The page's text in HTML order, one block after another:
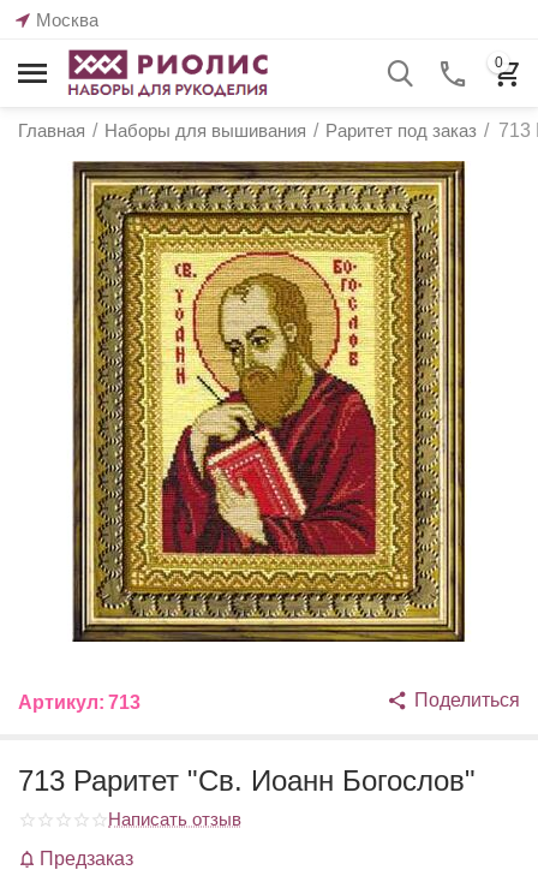
Москва
0
Главная / Наборы для вышивания / Раритет под заказ / 713
Артикул: 713 Поделиться
713 Раритет "Св. Иоанн Богослов"
Написать отзыв
Предзаказ